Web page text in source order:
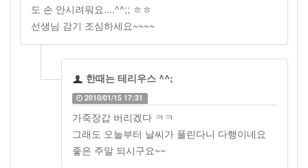
도 손 안시려워요....^^;; ㅎㅎ
선생님 감기 조심하세요~~~~
한때는 테리우스 ^^;
2010/01/15 17:31
가죽장갑 버리겠다 ㅋㅋ
그래도 오늘부터 날씨가 풀린다니 다행이네요
좋은 주말 되시구요~~